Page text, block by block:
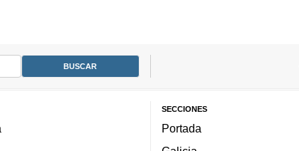
SECCIONES
Portada